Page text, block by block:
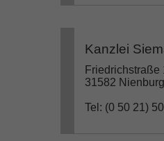
Kanzlei
Friedrichstraße
31582 Nienburg
Tel: (0 50 21)